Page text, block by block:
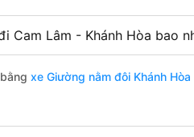
Cam Lâm - Khánh Hòa bao
xe Giường nằm đôi Khánh